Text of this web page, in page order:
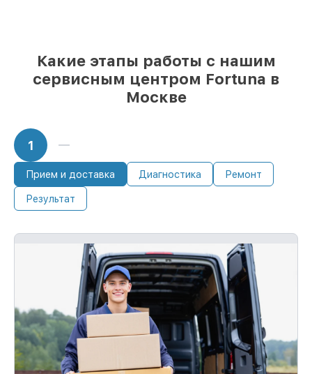
Какие этапы работы с нашим
сервисным центром Fortuna в
Москве
1
Прием и доставка Диагностика Ремонт
Результат